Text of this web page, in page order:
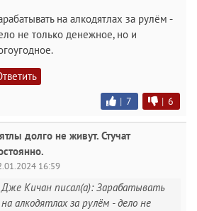
на алкодятлах за рулём -
не только денежное, но и
| 7 | 6
долго не живут. Стучат
16:59
Дже Кичан писал(а): Зарабатывать
на алкодятлах за рулём - дело не